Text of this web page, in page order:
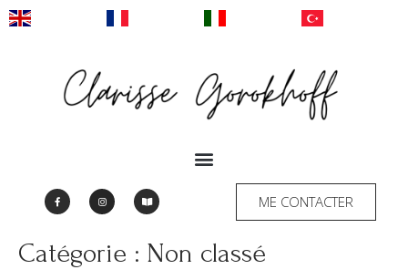
ME CONTACTER
Catégorie : Non classé